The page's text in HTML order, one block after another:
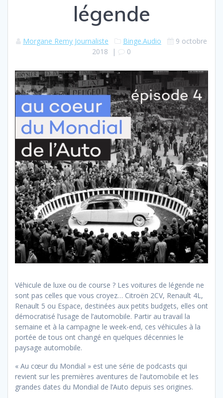
légende
Morgane Remy Journaliste Binge.Audio
9 octobre
2018 | 0
Véhicule de luxe ou de course ? Les voitures de légende ne
sont pas celles que vous croyez… Citroën 2CV, Renault 4L,
Renault 5 ou Espace, destinées aux petits budgets, elles ont
démocratisé l’usage de l’automobile. Partir au travail la
semaine et à la campagne le week-end, ces véhicules à la
portée de tous ont changé en quelques décennies le
paysage automobile.
« Au cœur du Mondial » est une série de podcasts qui
revient sur les premières aventures de l’automobile et les
grandes dates du Mondial de l’Auto depuis ses origines.